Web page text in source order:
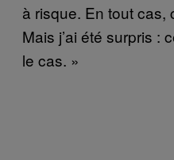
à risque. En tout cas,
Mais j’ai été surpris :
le cas. »